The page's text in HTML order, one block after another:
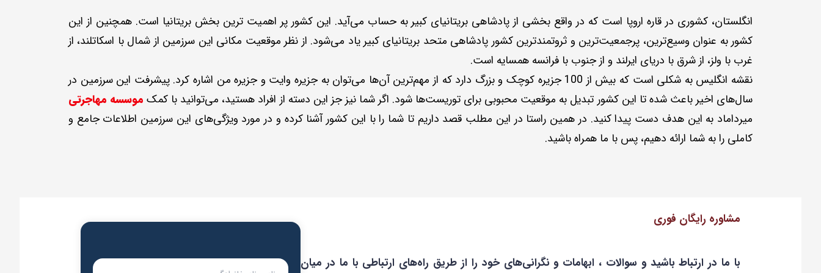
انگلستان، کشوری در قاره اروپا است که در واقع بخشی از پادشاهی بریتانیای کبیر به حساب می‌آید. این کشور پر اهمیت ترین بخش بریتانیا است. همچنین از این
کشور به عنوان وسیع‌ترین، پرجمعیت‌ترین و ثروتمندترین کشور پادشاهی متحد بریتانیای کبیر یاد می‌شود. از نظر موقعیت مکانی این سرزمین از شمال با اسکاتلند، از
غرب با ولز، از شرق با دریای ایرلند و از جنوب با فرانسه همسایه است.
نقشه انگلیس به شکلی است که بیش از 100 جزیره کوچک و بزرگ دارد که از مهم‌ترین آن‌ها می‌توان به جزیره وایت و جزیره من اشاره کرد. پیشرفت این سرزمین در
سال‌های اخیر باعث شده تا این کشور تبدیل به موقعیت محبوبی برای توریست‌ها شود. اگر شما نیز جز این دسته از افراد هستید، می‌توانید با کمک موسسه مهاجرتی
میرداماد به این هدف دست پیدا کنید. در همین راستا در این مطلب قصد داریم تا شما را با این کشور آشنا کرده و در مورد ویژگی‌های این سرزمین اطلاعات جامع و
کاملی را به شما ارائه دهیم، پس با ما همراه باشید.
مشاوره رایگان فوری
با ما در ارتباط باشید و سوالات ، ابهامات و نگرانی‌های خود را از طریق راه‌های ارتباطی با ما در میان